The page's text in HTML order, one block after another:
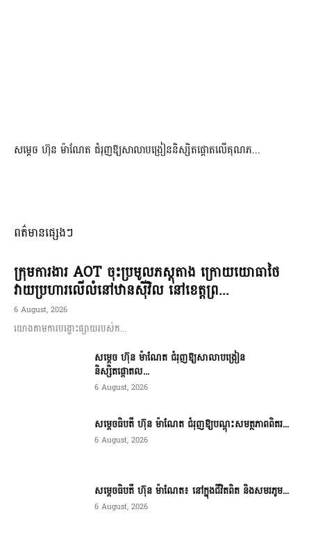
សម្តេច ហ៊ុន ម៉ាណែត ជំរុញឱ្យសាលាបង្រៀននិស្សិតផ្តោតលើគុណភ...
ពត៌មានផ្សេងៗ
ក្រុមការងារ AOT ចុះប្រមូលភស្តុតាង ក្រោយយោធាថៃ
វាយប្រហារលើលំនៅឋានស៊ីវិល នៅខេត្តព្រ...
6 August, 2026
យោងតាមការបង្ហោះផ្សាយរបស់ក...
សម្តេច ហ៊ុន ម៉ាណែត ជំរុញឱ្យសាលាបង្រៀន
និស្សិតផ្តោតល...
6 August, 2026
សម្តេចធិបតី ហ៊ុន ម៉ាណែត ជំរុញឱ្យបណ្តុះសមត្ថភាពពិតរ...
6 August, 2026
សម្តេចធិបតី ហ៊ុន ម៉ាណែត៖ នៅក្នុងជីវិតពិត និងសមរភូម...
6 August, 2026